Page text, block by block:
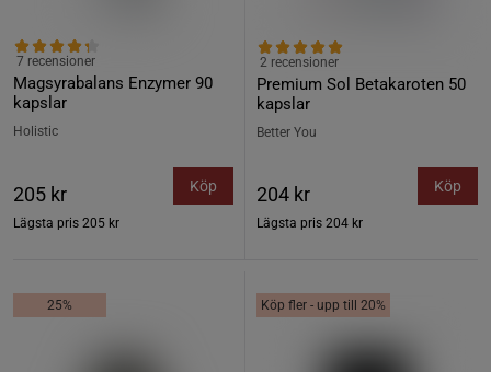
Magsyrabalans Enzymer 90
kapslar
7 recensioner
Holistic
205 kr
Lägsta pris 205 kr
Köp
Premium Sol Betakaroten 50
kapslar
2 recensioner
Better You
204 kr
Lägsta pris 204 kr
Köp
25% Köp fler - upp till 20%